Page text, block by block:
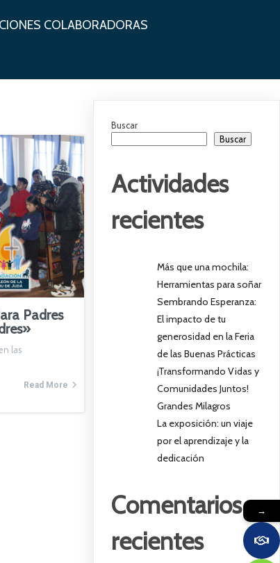
COLABORADORAS
Padres
las
Read More
Buscar
Buscar
Actividades
recientes
Más que una mochila:
Herramientas para soñar
Sembrando Esperanza:
El impacto de tu
generosidad en la Feria
de las Buenas Prácticas
¡Transformando Vidas y
Comunidades Juntos!
Grandes Milagros
La exposición: un viaje
por el aprendizaje y la
dedicación
Comentarios
recientes
→